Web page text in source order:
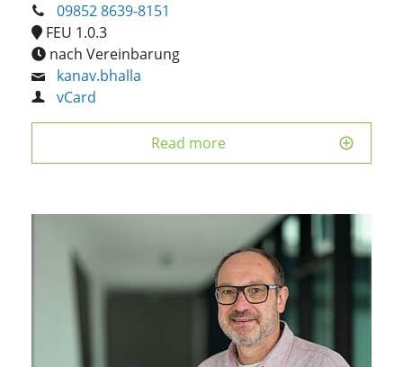
09852 8639-8151
FEU 1.0.3
nach Vereinbarung
kanav.bhalla
vCard
Read more